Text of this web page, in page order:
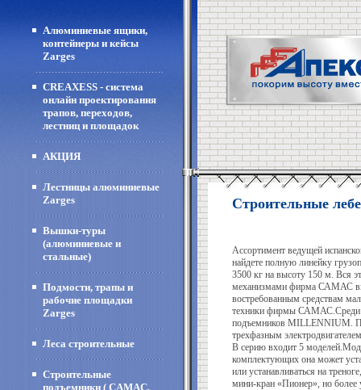
Алюминиевые ящики,
контейнеры и кейсы
Zarges
CREAXESS - система
онлайн проектирования
трапов, переходов,
лестниц и площадок
АКЦИЯ
Лестницы алюминиевые
Zarges
Вышки-туры
(алюминиевые и
стальные)
Подмости, трапы и
рабочие площадки
Zarges
Леса строительные
Строительные
подъемники ( CAMAC,
Строительные
Ассортимент ведущей
найдете полную линейку
3500 кг на высоту 150 м. Вся
механизмами фирма САМАС
востребованным средствам
техники фирмы САМАС.Среди
подъемников MILLENNIUM.
трехфазным
В серию входит 5
комплектующих она может
или устанавливаться на
мини-кран «Пионер», но более